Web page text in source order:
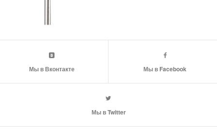
Мы в Вконтакте Мы в Facebook
Мы в Twitter